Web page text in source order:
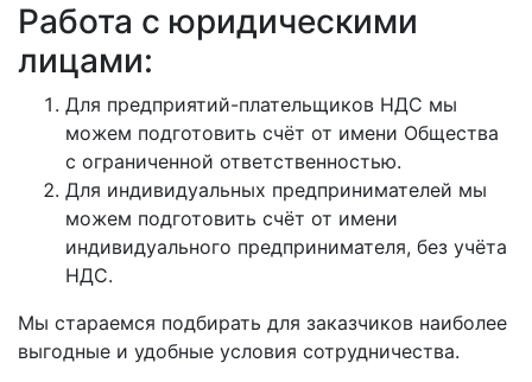
Работа с юридическими
лицами:
Для предприятий-плательщиков НДС мы
можем подготовить счёт от имени Общества
с ограниченной ответственностью.
Для индивидуальных предпринимателей мы
можем подготовить счёт от имени
индивидуального предпринимателя, без учёта
НДС.
Мы стараемся подбирать для заказчиков наиболее
выгодные и удобные условия сотрудничества.